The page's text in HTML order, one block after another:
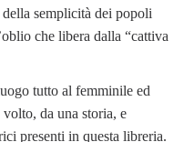
semplicità dei popoli
che libera dalla “cattiva
tutto al femminile ed
da una storia, e
presenti in questa libreria.